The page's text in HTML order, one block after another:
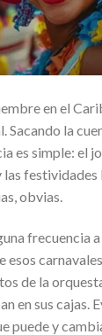
en el
la
es simple: el
festividades
obvias.
frecuencia
esos
de la
en sus cajas.
puede y